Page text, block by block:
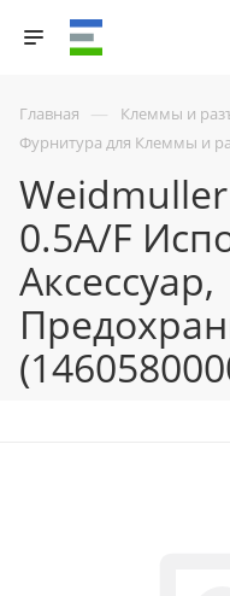
Главная — Клеммы и
Фурнитура для Клеммы и
0.5A/F
Аксессуар,